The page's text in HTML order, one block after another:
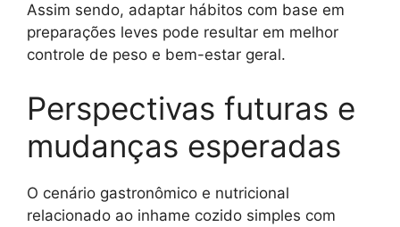
Assim sendo, adaptar hábitos com base em
preparações leves pode resultar em melhor
controle de peso e bem-estar geral.
Perspectivas futuras e
mudanças esperadas
O cenário gastronômico e nutricional
relacionado ao inhame cozido simples com